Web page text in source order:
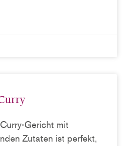
Gericht mit
Zutaten ist perfekt,